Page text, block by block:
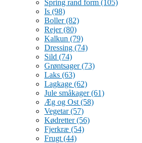
Spring rand form (105)
Is (98)
Boller(82)
Rejer(80)
Kalkun (79)
Dressing (74)
Sild (74)
Grøntsager(73)
Laks (63)
Lagkage (62)
Jule småkager(61)
Æg og Ost (58)
Vegetar(57)
Kødretter(56)
Fjerkræ (54)
Frugt (44)